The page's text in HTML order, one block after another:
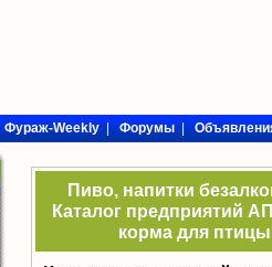
Фураж-Weekly|Форумы|
Пиво, напитки
Каталог предприятий
корма для